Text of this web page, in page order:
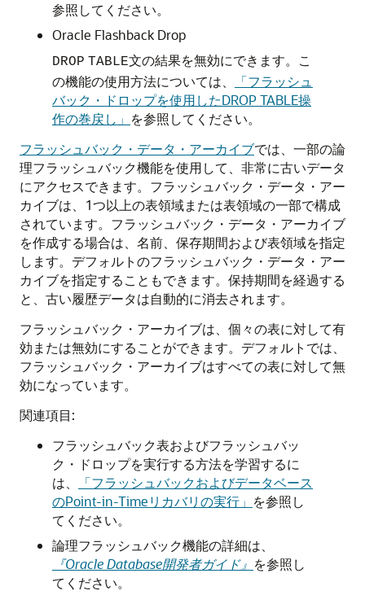
参照してください。
Oracle Flashback Drop
DROP TABLE文の結果を無効にできます。こ
の機能の使用方法については、
「フラッシュ
バック・ドロップを使用したDROP TABLE操
作の巻戻し」 を参照してください。
フラッシュバック・データ・アーカイブでは、一部の論
理フラッシュバック機能を使用して、非常に古いデータ
にアクセスできます。フラッシュバック・データ・アー
カイブは、1つ以上の表領域または表領域の一部で構成
されています。フラッシュバック・データ・アーカイブ
を作成する場合は、名前、保存期間および表領域を指定
します。デフォルトのフラッシュバック・データ・アー
カイブを指定することもできます。保持期間を経過する
と、古い履歴データは自動的に消去されます。
フラッシュバック・アーカイブは、個々の表に対して有
効または無効にすることができます。デフォルトでは、
フラッシュバック・アーカイブはすべての表に対して無
効になっています。
関連項目:
フラッシュバック表およびフラッシュバッ
ク・ドロップを実行する方法を学習するに
は、
「フラッシュバックおよびデータベース
のPoint-in-Timeリカバリの実行」 を参照し
てください。
論理フラッシュバック機能の詳細は、
『Oracle Database開発者ガイド』 を参照し
てください。